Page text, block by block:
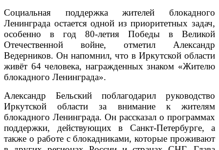
Социальная поддержка жителей блокадного
Ленинграда остается одной из приоритетных задач,
особенно в год 80-летия Победы в Великой
Отечественной войне, отметил Александр
Ведерников. Он напомнил, что в Иркутской области
живёт 64 человека, награжденных знаком «Жителю
блокадного Ленинграда».
Александр Бельский поблагодарил руководство
Иркутской области за внимание к жителям
блокадного Ленинграда. Он рассказал о программах
поддержки, действующих в Санкт-Петербурге, а
также о работе с блокадниками, которые проживают